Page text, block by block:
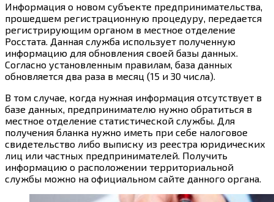
Информация о новом субъекте предпринимательства,
прошедшем регистрационную процедуру, передается
регистрирующим органом в местное отделение
Росстата. Данная служба использует полученную
информацию для обновления своей базы данных.
Согласно установленным правилам, база данных
обновляется два раза в месяц (15 и 30 числа).
В том случае, когда нужная информация отсутствует в
базе данных, предпринимателю нужно обратиться в
местное отделение статистической службы. Для
получения бланка нужно иметь при себе налоговое
свидетельство либо выписку из реестра юридических
лиц или частных предпринимателей. Получить
информацию о расположении территориальной
службы можно на официальном сайте данного органа.